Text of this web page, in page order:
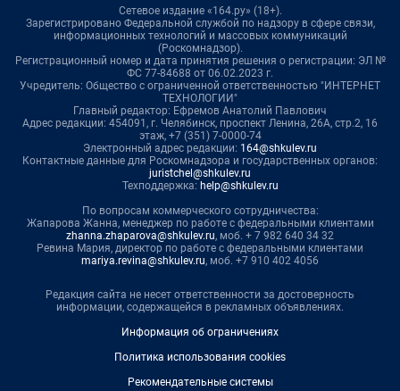
Сетевое издание «164.ру» (18+).
Зарегистрировано Федеральной службой по надзору в сфере связи,
информационных технологий и массовых коммуникаций
(Роскомнадзор).
Регистрационный номер и дата принятия решения о регистрации: ЭЛ №
ФС 77-84688 от 06.02.2023 г.
Учредитель: Общество с ограниченной ответственностью "ИНТЕРНЕТ
ТЕХНОЛОГИИ"
Главный редактор: Ефремов Анатолий Павлович
Адрес редакции: 454091, г. Челябинск, проспект Ленина, 26А, стр.2, 16
этаж, +7 (351) 7-0000-74
Электронный адрес редакции: 164@shkulev.ru
Контактные данные для Роскомнадзора и государственных органов:
juristchel@shkulev.ru
Техподдержка: help@shkulev.ru
По вопросам коммерческого сотрудничества:
Жапарова Жанна, менеджер по работе с федеральными клиентами
zhanna.zhaparova@shkulev.ru, моб. + 7 982 640 34 32
Ревина Мария, директор по работе с федеральными клиентами
mariya.revina@shkulev.ru, моб. +7 910 402 4056
Редакция сайта не несет ответственности за достоверность
информации, содержащейся в рекламных объявлениях.
Информация об ограничениях
Политика использования cookies
Рекомендательные системы